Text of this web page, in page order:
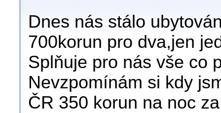
Dnes nás stálo
700korun pro dva,jen
Splňuje pro nás vše co
Nevzpomínám si kdy
ČR 350 korun na noc